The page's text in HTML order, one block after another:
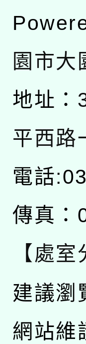
園市大
地址：
平西路
電話
傳真：
【處室
建議瀏
網站維